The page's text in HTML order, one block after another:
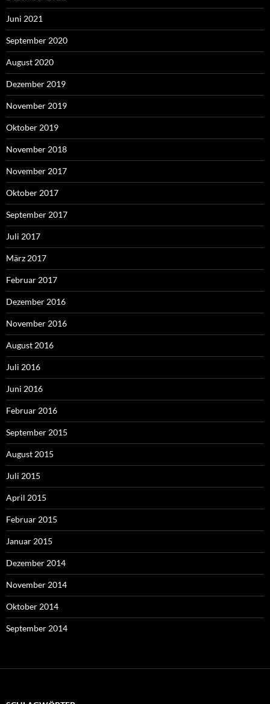
Juni 2021
September 2020
August 2020
Dezember 2019
November 2019
Oktober 2019
November 2018
November 2017
Oktober 2017
September 2017
Juli 2017
März 2017
Februar 2017
Dezember 2016
November 2016
August 2016
Juli 2016
Juni 2016
Februar 2016
September 2015
August 2015
Juli 2015
April 2015
Februar 2015
Januar 2015
Dezember 2014
November 2014
Oktober 2014
September 2014